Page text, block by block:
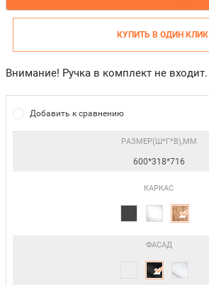
КУПИТЬ В ОДИН КЛИК
Внимание! Ручка в комплект не входит.
Добавить к сравнению
РАЗМЕР(Ш*Г*В),ММ
600*318*716
КАРКАС
ФАСАД